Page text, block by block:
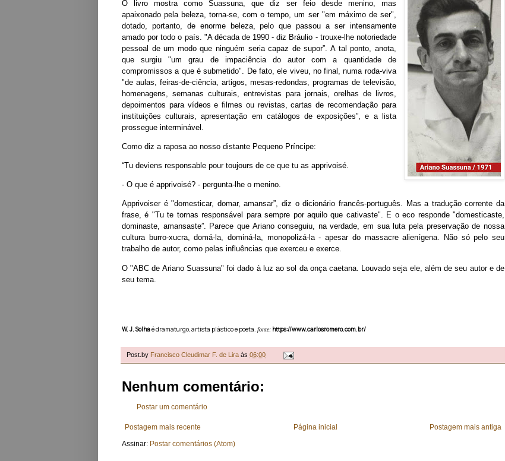
O livro mostra como Suassuna, que diz ser feio desde menino, mas
apaixonado pela beleza, torna-se, com o tempo, um ser "em máximo de ser",
dotado, portanto, de enorme beleza, pelo que passou a ser intensamente
amado por todo o país. "A década de 1990 - diz Bráulio - trouxe-lhe notoriedade
pessoal de um modo que ninguém seria capaz de supor”. A tal ponto, anota,
que surgiu "um grau de impaciência do autor com a quantidade de
compromissos a que é submetido". De fato, ele viveu, no final, numa roda-viva
"de aulas, feiras-de-ciência, artigos, mesas-redondas, programas de televisão,
homenagens, semanas culturais, entrevistas para jornais, orelhas de livros,
depoimentos para vídeos e filmes ou revistas, cartas de recomendação para
instituições culturais, apresentação em catálogos de exposições”, e a lista
prossegue interminável.
Como diz a raposa ao nosso distante Pequeno Príncipe:
“Tu deviens responsable pour toujours de ce que tu as apprivoisé.
- O que é apprivoisé? - pergunta-lhe o menino.
Apprivoiseré "domesticar, domar, amansar”, diz o dicionário francês-português. Mas a tradução corrente da
frase, é "Tu te tornas responsável para sempre por aquilo que cativaste". E o eco responde "domesticaste,
dominaste, amansaste”. Parece que Ariano conseguiu, na verdade, em sua luta pela preservação de nossa
cultura burro-xucra, domá-la, dominá-la, monopolizá-la - apesar do massacre alienígena. Não só pelo seu
trabalho de autor, como pelas influências que exerceu e exerce.
O "ABC de Ariano Suassuna" foi dado à luz ao sol da onça caetana. Louvado seja ele, além de seu autor e de
seu tema.
W. J. Solhaé dramaturgo, artista plástico e poeta. fonte: https://www.carlosromero.com.br/
Post.by Francisco Cleudimar F. de Lira às 06:00
Nenhum comentário:
Postar um comentário
Postagem mais recente Postagem mais antiga
Página inicial
Assinar: Postar comentários (Atom)